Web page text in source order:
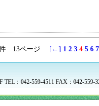
件 13ページ [←] 1 2 3 4 5 6 7
：042-559-4511 FAX：042-559-